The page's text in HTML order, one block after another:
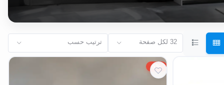
32 لكل صفحة ترتيب حسب
5%